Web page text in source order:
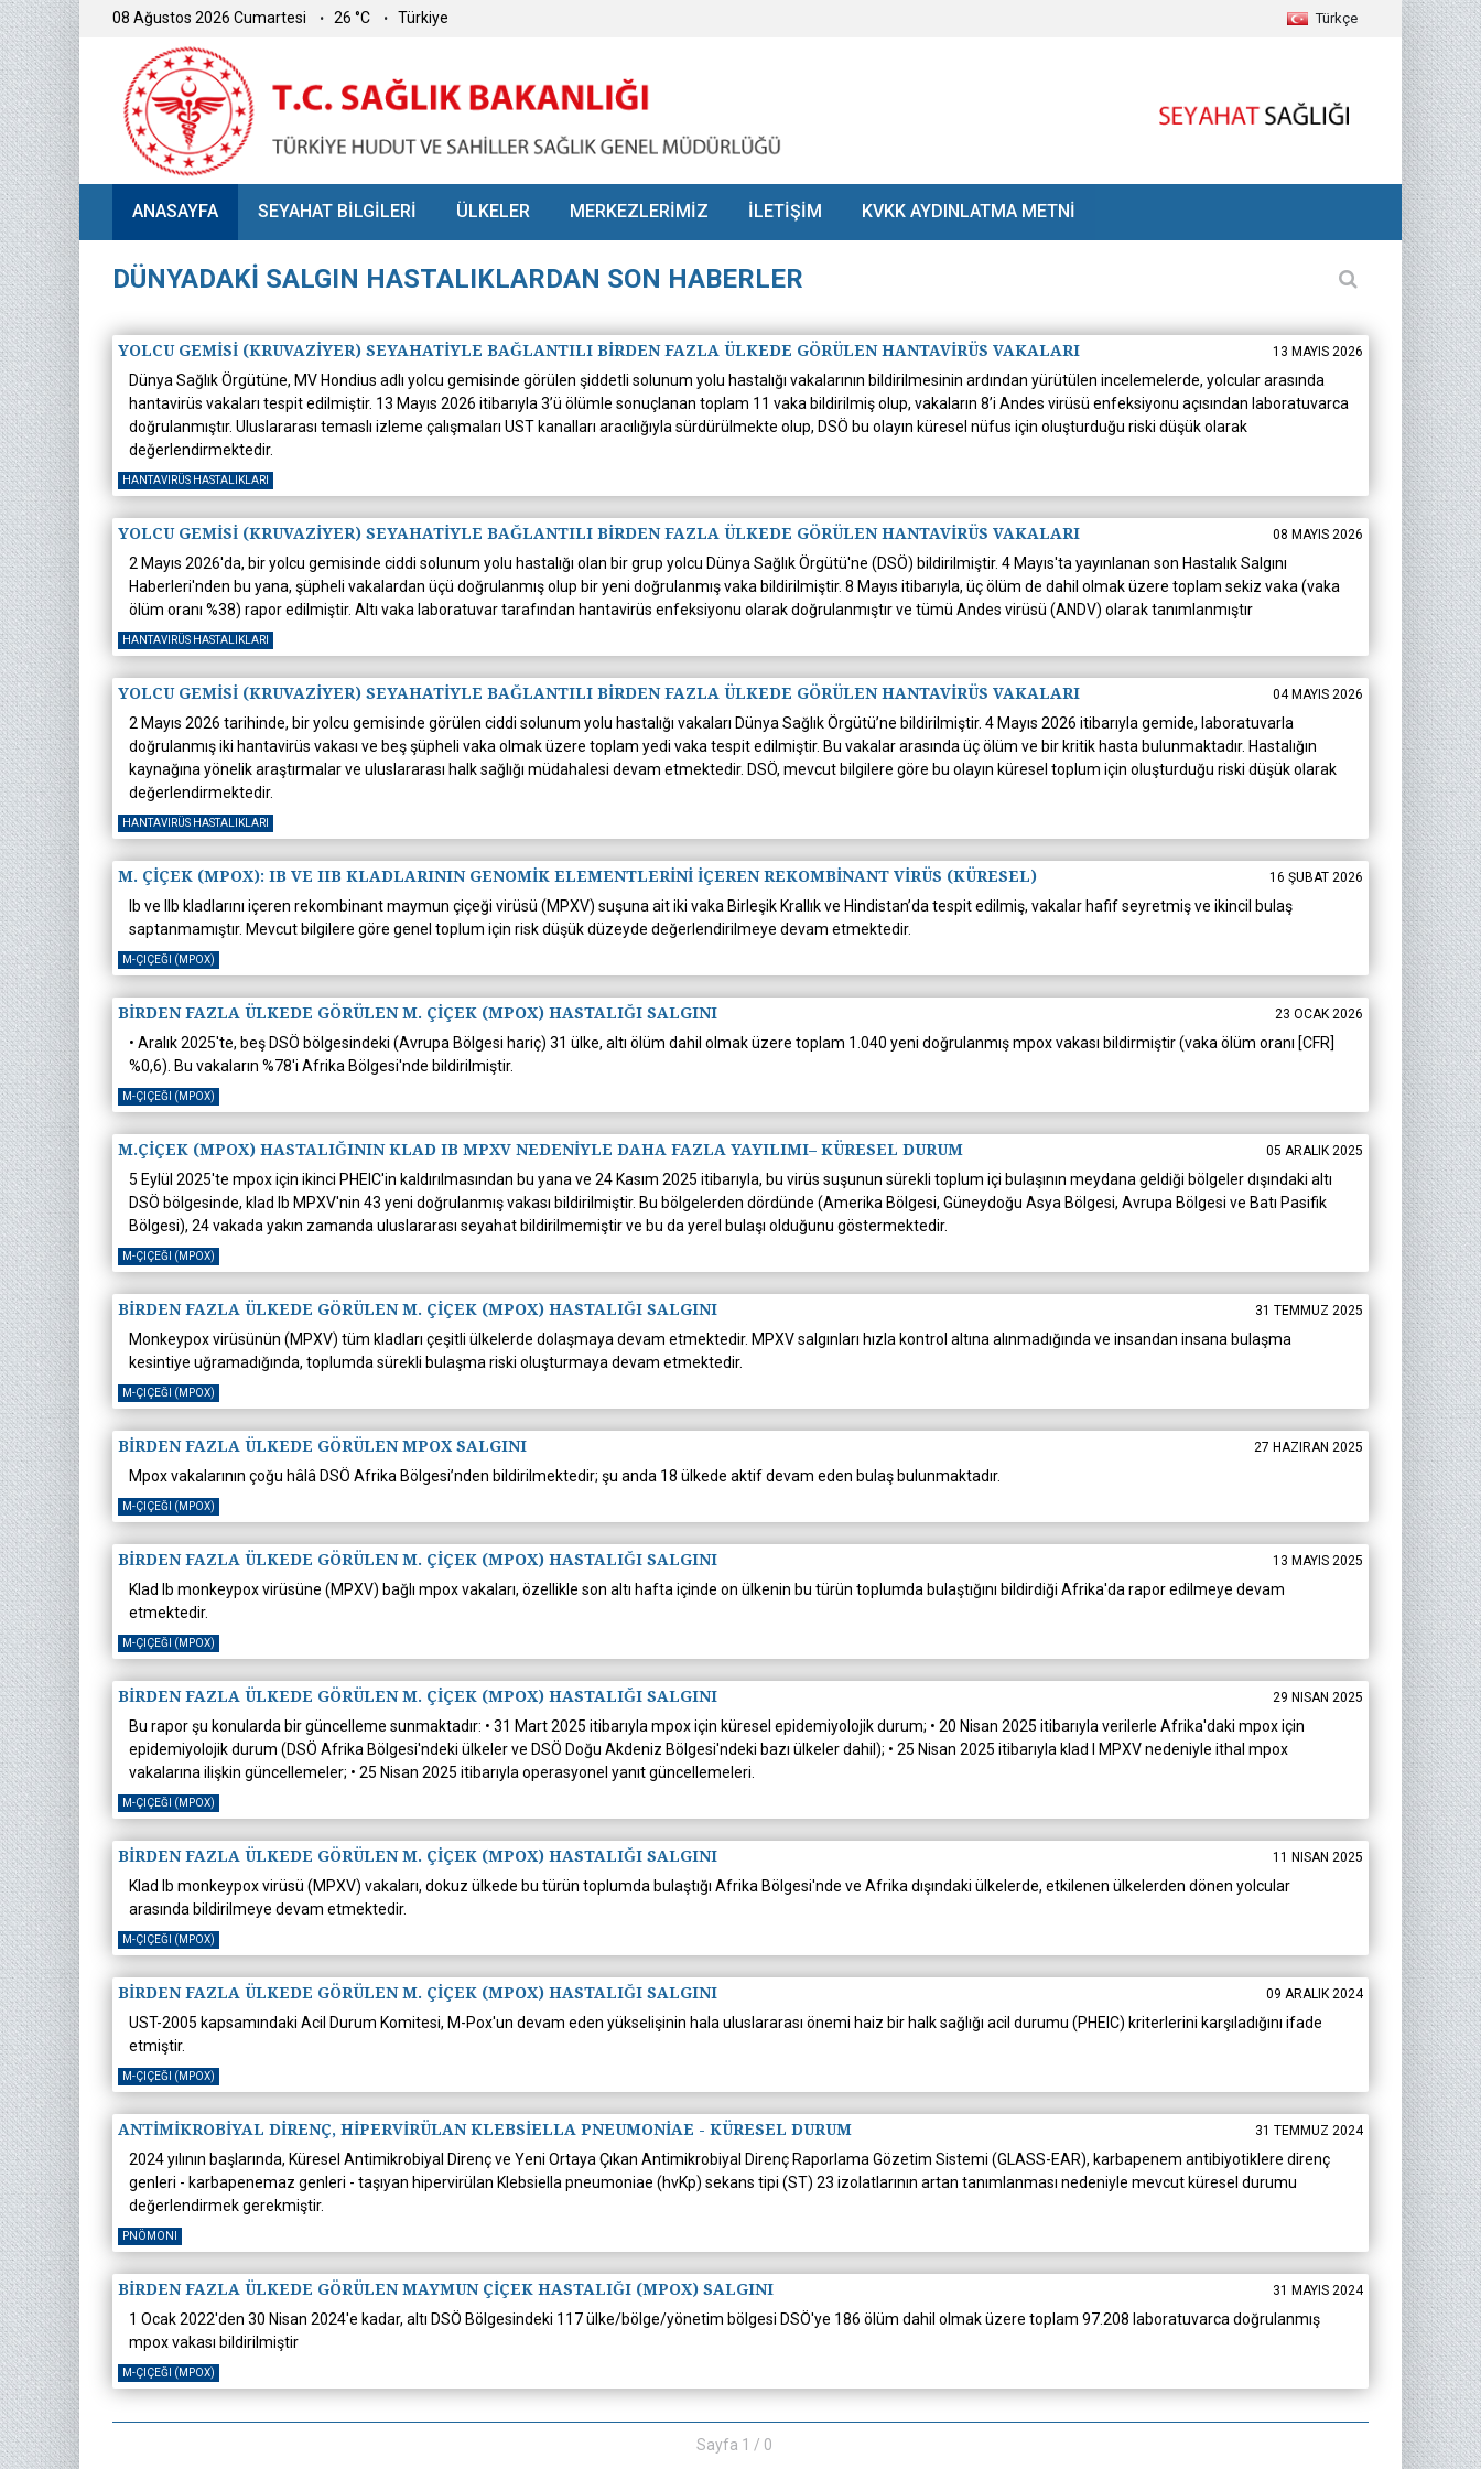
08 Ağustos 2026 Cumartesi 26 °C Türkiye Türkçe
ANASAYFA SEYAHAT BİLGİLERİ ÜLKELER MERKEZLERİMİZ İLETİŞİM KVKK AYDINLATMA METNİ
DÜNYADAKİ SALGIN HASTALIKLARDAN SON HABERLER
YOLCU GEMİSİ (KRUVAZİYER) SEYAHATİYLE BAĞLANTILI BİRDEN FAZLA ÜLKEDE GÖRÜLEN HANTAVİRÜS VAKALARI 13 MAYIS 2026
Dünya Sağlık Örgütüne, MV Hondius adlı yolcu gemisinde görülen şiddetli solunum yolu hastalığı vakalarının bildirilmesinin ardından yürütülen incelemelerde, yolcular arasında
hantavirüs vakaları tespit edilmiştir. 13 Mayıs 2026 itibarıyla 3’ü ölümle sonuçlanan toplam 11 vaka bildirilmiş olup, vakaların 8’i Andes virüsü enfeksiyonu açısından laboratuvarca
doğrulanmıştır. Uluslararası temaslı izleme çalışmaları UST kanalları aracılığıyla sürdürülmekte olup, DSÖ bu olayın küresel nüfus için oluşturduğu riski düşük olarak
değerlendirmektedir.
HANTAVIRÜS HASTALIKLARI
YOLCU GEMİSİ (KRUVAZİYER) SEYAHATİYLE BAĞLANTILI BİRDEN FAZLA ÜLKEDE GÖRÜLEN HANTAVİRÜS VAKALARI 08 MAYIS 2026
2 Mayıs 2026'da, bir yolcu gemisinde ciddi solunum yolu hastalığı olan bir grup yolcu Dünya Sağlık Örgütü'ne (DSÖ) bildirilmiştir. 4 Mayıs'ta yayınlanan son Hastalık Salgını
Haberleri'nden bu yana, şüpheli vakalardan üçü doğrulanmış olup bir yeni doğrulanmış vaka bildirilmiştir. 8 Mayıs itibarıyla, üç ölüm de dahil olmak üzere toplam sekiz vaka (vaka
ölüm oranı %38) rapor edilmiştir. Altı vaka laboratuvar tarafından hantavirüs enfeksiyonu olarak doğrulanmıştır ve tümü Andes virüsü (ANDV) olarak tanımlanmıştır
HANTAVIRÜS HASTALIKLARI
YOLCU GEMİSİ (KRUVAZİYER) SEYAHATİYLE BAĞLANTILI BİRDEN FAZLA ÜLKEDE GÖRÜLEN HANTAVİRÜS VAKALARI 04 MAYIS 2026
2 Mayıs 2026 tarihinde, bir yolcu gemisinde görülen ciddi solunum yolu hastalığı vakaları Dünya Sağlık Örgütü’ne bildirilmiştir. 4 Mayıs 2026 itibarıyla gemide, laboratuvarla
doğrulanmış iki hantavirüs vakası ve beş şüpheli vaka olmak üzere toplam yedi vaka tespit edilmiştir. Bu vakalar arasında üç ölüm ve bir kritik hasta bulunmaktadır. Hastalığın
kaynağına yönelik araştırmalar ve uluslararası halk sağlığı müdahalesi devam etmektedir. DSÖ, mevcut bilgilere göre bu olayın küresel toplum için oluşturduğu riski düşük olarak
değerlendirmektedir.
HANTAVIRÜS HASTALIKLARI
M. ÇİÇEK (MPOX): IB VE IIB KLADLARININ GENOMİK ELEMENTLERİNİ İÇEREN REKOMBİNANT VİRÜS (KÜRESEL) 16 ŞUBAT 2026
Ib ve IIb kladlarını içeren rekombinant maymun çiçeği virüsü (MPXV) suşuna ait iki vaka Birleşik Krallık ve Hindistan’da tespit edilmiş, vakalar hafif seyretmiş ve ikincil bulaş
saptanmamıştır. Mevcut bilgilere göre genel toplum için risk düşük düzeyde değerlendirilmeye devam etmektedir.
M-ÇIÇEĞI (MPOX)
BİRDEN FAZLA ÜLKEDE GÖRÜLEN M. ÇİÇEK (MPOX) HASTALIĞI SALGINI 23 OCAK 2026
• Aralık 2025'te, beş DSÖ bölgesindeki (Avrupa Bölgesi hariç) 31 ülke, altı ölüm dahil olmak üzere toplam 1.040 yeni doğrulanmış mpox vakası bildirmiştir (vaka ölüm oranı [CFR]
%0,6). Bu vakaların %78'i Afrika Bölgesi'nde bildirilmiştir.
M-ÇIÇEĞI (MPOX)
M.ÇİÇEK (MPOX) HASTALIĞININ KLAD IB MPXV NEDENİYLE DAHA FAZLA YAYILIMI– KÜRESEL DURUM 05 ARALIK 2025
5 Eylül 2025'te mpox için ikinci PHEIC'in kaldırılmasından bu yana ve 24 Kasım 2025 itibarıyla, bu virüs suşunun sürekli toplum içi bulaşının meydana geldiği bölgeler dışındaki altı
DSÖ bölgesinde, klad Ib MPXV'nin 43 yeni doğrulanmış vakası bildirilmiştir. Bu bölgelerden dördünde (Amerika Bölgesi, Güneydoğu Asya Bölgesi, Avrupa Bölgesi ve Batı Pasifik
Bölgesi), 24 vakada yakın zamanda uluslararası seyahat bildirilmemiştir ve bu da yerel bulaşı olduğunu göstermektedir.
M-ÇIÇEĞI (MPOX)
BİRDEN FAZLA ÜLKEDE GÖRÜLEN M. ÇİÇEK (MPOX) HASTALIĞI SALGINI 31 TEMMUZ 2025
Monkeypox virüsünün (MPXV) tüm kladları çeşitli ülkelerde dolaşmaya devam etmektedir. MPXV salgınları hızla kontrol altına alınmadığında ve insandan insana bulaşma
kesintiye uğramadığında, toplumda sürekli bulaşma riski oluşturmaya devam etmektedir.
M-ÇIÇEĞI (MPOX)
BİRDEN FAZLA ÜLKEDE GÖRÜLEN MPOX SALGINI 27 HAZIRAN 2025
Mpox vakalarının çoğu hâlâ DSÖ Afrika Bölgesi’nden bildirilmektedir; şu anda 18 ülkede aktif devam eden bulaş bulunmaktadır.
M-ÇIÇEĞI (MPOX)
BİRDEN FAZLA ÜLKEDE GÖRÜLEN M. ÇİÇEK (MPOX) HASTALIĞI SALGINI 13 MAYIS 2025
Klad Ib monkeypox virüsüne (MPXV) bağlı mpox vakaları, özellikle son altı hafta içinde on ülkenin bu türün toplumda bulaştığını bildirdiği Afrika'da rapor edilmeye devam
etmektedir.
M-ÇIÇEĞI (MPOX)
BİRDEN FAZLA ÜLKEDE GÖRÜLEN M. ÇİÇEK (MPOX) HASTALIĞI SALGINI 29 NISAN 2025
Bu rapor şu konularda bir güncelleme sunmaktadır: • 31 Mart 2025 itibarıyla mpox için küresel epidemiyolojik durum; • 20 Nisan 2025 itibarıyla verilerle Afrika'daki mpox için
epidemiyolojik durum (DSÖ Afrika Bölgesi'ndeki ülkeler ve DSÖ Doğu Akdeniz Bölgesi'ndeki bazı ülkeler dahil); • 25 Nisan 2025 itibarıyla klad I MPXV nedeniyle ithal mpox
vakalarına ilişkin güncellemeler; • 25 Nisan 2025 itibarıyla operasyonel yanıt güncellemeleri.
M-ÇIÇEĞI (MPOX)
BİRDEN FAZLA ÜLKEDE GÖRÜLEN M. ÇİÇEK (MPOX) HASTALIĞI SALGINI 11 NISAN 2025
Klad Ib monkeypox virüsü (MPXV) vakaları, dokuz ülkede bu türün toplumda bulaştığı Afrika Bölgesi'nde ve Afrika dışındaki ülkelerde, etkilenen ülkelerden dönen yolcular
arasında bildirilmeye devam etmektedir.
M-ÇIÇEĞI (MPOX)
BİRDEN FAZLA ÜLKEDE GÖRÜLEN M. ÇİÇEK (MPOX) HASTALIĞI SALGINI 09 ARALIK 2024
UST-2005 kapsamındaki Acil Durum Komitesi, M-Pox'un devam eden yükselişinin hala uluslararası önemi haiz bir halk sağlığı acil durumu (PHEIC) kriterlerini karşıladığını ifade
etmiştir.
M-ÇIÇEĞI (MPOX)
ANTİMİKROBİYAL DİRENÇ, HİPERVİRÜLAN KLEBSİELLA PNEUMONİAE - KÜRESEL DURUM 31 TEMMUZ 2024
2024 yılının başlarında, Küresel Antimikrobiyal Direnç ve Yeni Ortaya Çıkan Antimikrobiyal Direnç Raporlama Gözetim Sistemi (GLASS-EAR), karbapenem antibiyotiklere direnç
genleri - karbapenemaz genleri - taşıyan hipervirülan Klebsiella pneumoniae (hvKp) sekans tipi (ST) 23 izolatlarının artan tanımlanması nedeniyle mevcut küresel durumu
değerlendirmek gerekmiştir.
PNÖMONI
BİRDEN FAZLA ÜLKEDE GÖRÜLEN MAYMUN ÇİÇEK HASTALIĞI (MPOX) SALGINI 31 MAYIS 2024
1 Ocak 2022'den 30 Nisan 2024'e kadar, altı DSÖ Bölgesindeki 117 ülke/bölge/yönetim bölgesi DSÖ'ye 186 ölüm dahil olmak üzere toplam 97.208 laboratuvarca doğrulanmış
mpox vakası bildirilmiştir
M-ÇIÇEĞI (MPOX)
Sayfa 1 / 0